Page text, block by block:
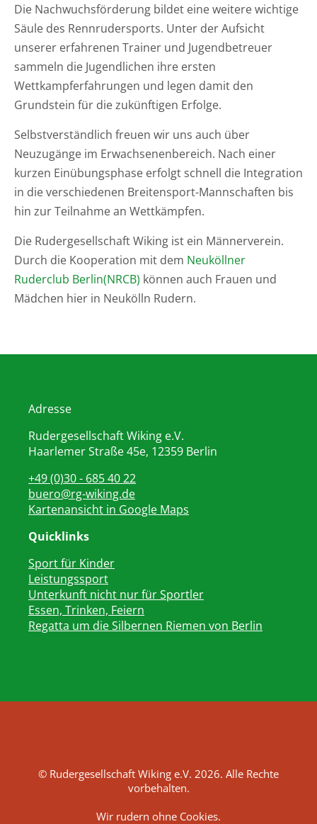
Die Nachwuchsförderung bildet eine weitere wichtige
Säule des Rennrudersports. Unter der Aufsicht
unserer erfahrenen Trainer und Jugendbetreuer
sammeln die Jugendlichen ihre ersten
Wettkampferfahrungen und legen damit den
Grundstein für die zukünftigen Erfolge.
Selbstverständlich freuen wir uns auch über
Neuzugänge im Erwachsenenbereich. Nach einer
kurzen Einübungsphase erfolgt schnell die Integration
in die verschiedenen Breitensport-Mannschaften bis
hin zur Teilnahme an Wettkämpfen.
Die Rudergesellschaft Wiking ist ein Männerverein.
Durch die Kooperation mit dem Neuköllner
Ruderclub Berlin(NRCB) können auch Frauen und
Mädchen hier in Neukölln Rudern.
Adresse
Rudergesellschaft Wiking e.V.
Haarlemer Straße 45e, 12359 Berlin
+49 (0)30 - 685 40 22
buero@rg-wiking.de
Kartenansicht in Google Maps
Quicklinks
Sport für Kinder
Leistungssport
Unterkunft nicht nur für Sportler
Essen, Trinken, Feiern
Regatta um die Silbernen Riemen von Berlin
© Rudergesellschaft Wiking e.V. 2026. Alle Rechte
vorbehalten.
Wir rudern ohne Cookies.